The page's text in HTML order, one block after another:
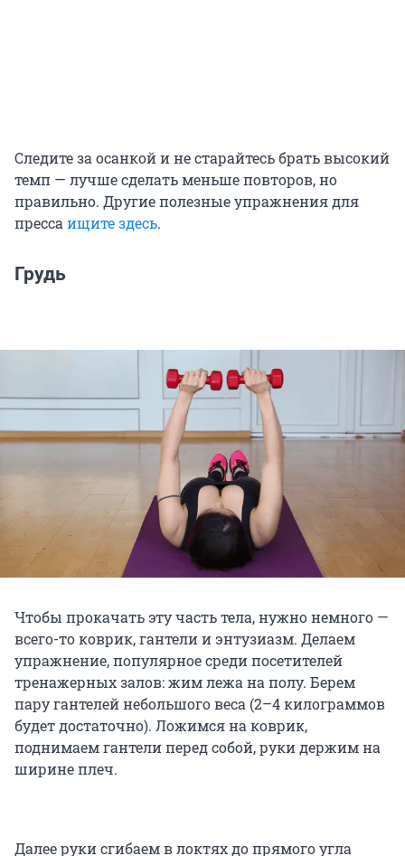
Следите за осанкой и не старайтесь брать высокий
темп — лучше сделать меньше повторов, но
правильно. Другие полезные упражнения для
пресса ищите здесь.
Грудь
Чтобы прокачать эту часть тела, нужно немного —
всего-то коврик, гантели и энтузиазм. Делаем
упражнение, популярное среди посетителей
тренажерных залов: жим лежа на полу. Берем
пару гантелей небольшого веса (2–4 килограммов
будет достаточно). Ложимся на коврик,
поднимаем гантели перед собой, руки держим на
ширине плеч.
Далее руки сгибаем в локтях до прямого угла